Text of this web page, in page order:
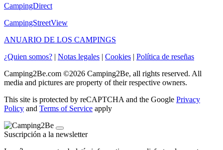
CampingDirect
CampingStreetView
ANUARIO DE LOS CAMPINGS
¿Quien somos? | Notas legales | Cookies | Política de reseñas
Camping2Be.com ©2026 Camping2Be, all rights reserved. All
media and pictures are property of their respective owners.
This site is protected by reCAPTCHA and the Google Privacy
Policy and Terms of Service apply
Suscripción a la newsletter